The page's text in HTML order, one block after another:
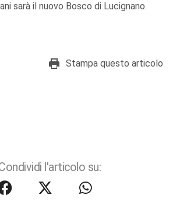
sarà il nuovo Bosco di Lucignano.
Stampa questo articolo
l'articolo su: